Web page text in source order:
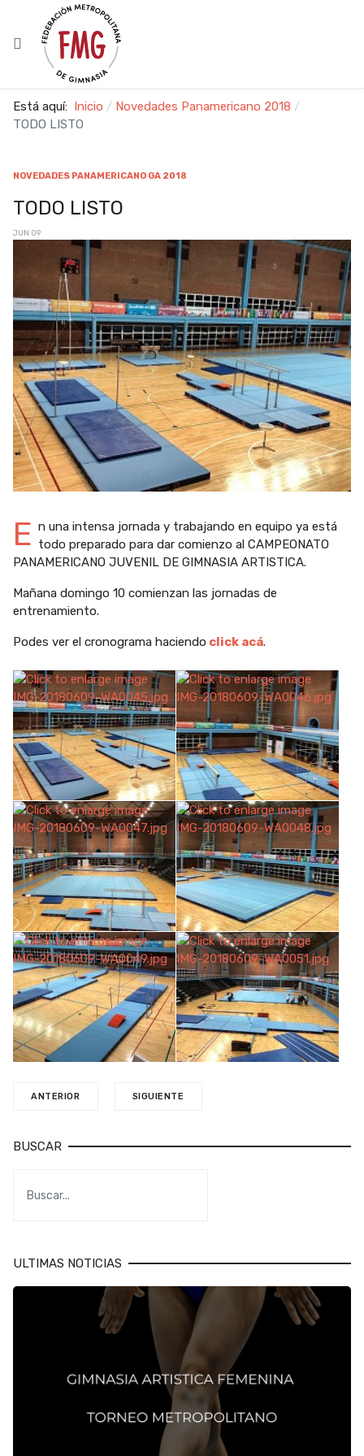
Está aquí: Inicio
Novedades Panamericano 2018
TODO LISTO
NOVEDADES PANAMERICANO GA 2018
TODO LISTO
JUN 09
E n una intensa jornada y trabajando en equipo ya está
todo preparado para dar comienzo al CAMPEONATO
PANAMERICANO JUVENIL DE GIMNASIA ARTISTICA.
Mañana domingo 10 comienzan las jornadas de
entrenamiento.
Podes ver el cronograma haciendo click acá.
ANTERIOR SIGUIENTE
BUSCAR
ULTIMAS NOTICIAS